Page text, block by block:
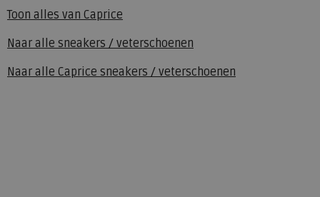
Toon alles van Caprice
Naar alle sneakers / veterschoenen
Naar alle Caprice sneakers / veterschoenen